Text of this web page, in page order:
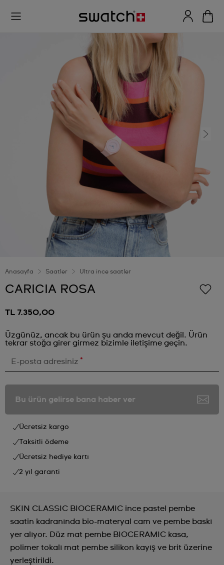
Anasayfa Saatler Ultra ince saatler
CARICIA ROSA
TL 7.350,00
Üzgünüz, ancak bu ürün şu anda mevcut değil. Ürün
tekrar stoğa girer girmez bizimle iletişime geçin.
E-posta adresiniz *
Bu ürün gelirse bana haber ver
Ücretsiz kargo
Taksitli ödeme
Ücretsiz hediye kartı
2 yıl garanti
SKIN CLASSIC BIOCERAMIC ince pastel pembe
saatin kadranında bio-materyal cam ve pembe baskı
yer alıyor. Düz mat pembe BIOCERAMIC kasa,
polimer tokalı mat pembe silikon kayış ve brit üzerine
yerleştirildi.